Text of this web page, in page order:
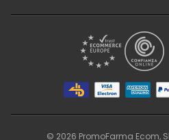
© 2026 PromoFarma Ecom,